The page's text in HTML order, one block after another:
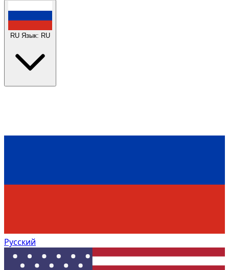
RU Язык: RU
Русский